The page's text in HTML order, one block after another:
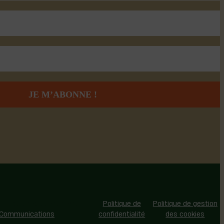
Politique de
confidentialité
Politique de gestion
des cookies